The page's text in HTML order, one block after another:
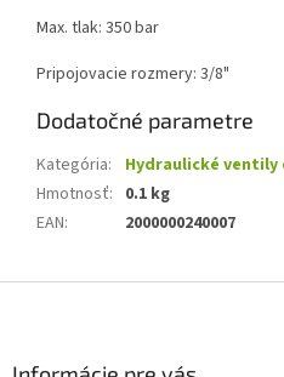
Max. tlak: 350 bar
Pripojovacie rozmery: 3/8"
Dodatočné parametre
Kategória:
Hydraulické ventily
Hmotnosť: 0.1 kg
EAN: 2000000240007